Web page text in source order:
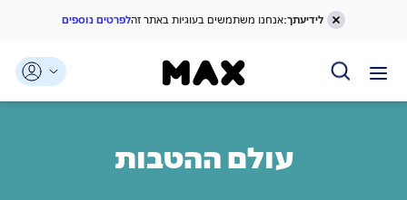
דלג אל תפריט ניווט
דלג אל תוכן ראשי
דלג אל תחתית העמוד
לידיעתך:אנחנו משתמשים בעוגיות באתר זהלפרטים נוספים
עולם ההטבות